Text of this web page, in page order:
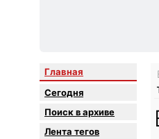
Главная
Сегодня
Поиск в архиве
Лента тегов